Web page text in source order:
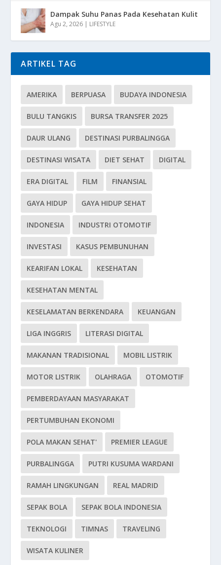
Dampak Suhu Panas Pada Kesehatan Kulit
Agu 2, 2026 | LIFESTYLE
ARTIKEL TAG
AMERIKA BERPUASA BUDAYA INDONESIA
BULU TANGKIS BURSA TRANSFER 2025
DAUR ULANG DESTINASI PURBALINGGA
DESTINASI WISATA DIET SEHAT DIGITAL
ERA DIGITAL FILM FINANSIAL
GAYA HIDUP GAYA HIDUP SEHAT
INDONESIA INDUSTRI OTOMOTIF
INVESTASI KASUS PEMBUNUHAN
KEARIFAN LOKAL KESEHATAN
KESEHATAN MENTAL
KESELAMATAN BERKENDARA KEUANGAN
LIGA INGGRIS LITERASI DIGITAL
MAKANAN TRADISIONAL MOBIL LISTRIK
MOTOR LISTRIK OLAHRAGA OTOMOTIF
PEMBERDAYAAN MASYARAKAT
PERTUMBUHAN EKONOMI
POLA MAKAN SEHAT' PREMIER LEAGUE
PURBALINGGA PUTRI KUSUMA WARDANI
RAMAH LINGKUNGAN REAL MADRID
SEPAK BOLA SEPAK BOLA INDONESIA
TEKNOLOGI TIMNAS TRAVELING
WISATA KULINER